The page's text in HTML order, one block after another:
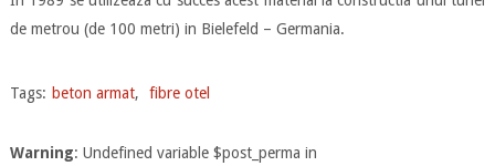
de metrou (de 100 metri) in Bielefeld – Germania.
Tags: beton armat, fibre otel
Warning: Undefined variable $post_perma in